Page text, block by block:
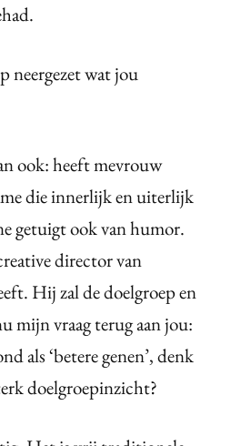
neergezet wat jou
ook: heeft mevrouw
die innerlijk en uiterlijk
getuigt ook van humor.
director van
Hij zal de doelgroep en
mijn vraag terug aan jou:
als ‘betere genen’, denk
doelgroepinzicht?